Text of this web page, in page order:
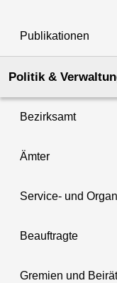
Publikationen
Politik &
Bezirksamt
Ämter
Service- und
Beauftragte
Gremien und